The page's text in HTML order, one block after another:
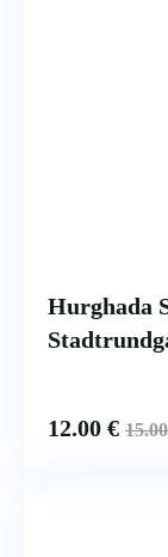
Hurghada
12.00 €